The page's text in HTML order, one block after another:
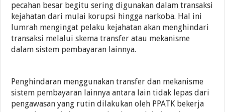
pecahan besar begitu sering digunakan dalam transaksi
kejahatan dari mulai korupsi hingga narkoba. Hal ini
lumrah mengingat pelaku kejahatan akan menghindari
transaksi melalui skema transfer atau mekanisme
dalam sistem pembayaran lainnya.
Penghindaran menggunakan transfer dan mekanisme
sistem pembayaran lainnya antara lain tidak lepas dari
pengawasan yang rutin dilakukan oleh PPATK bekerja